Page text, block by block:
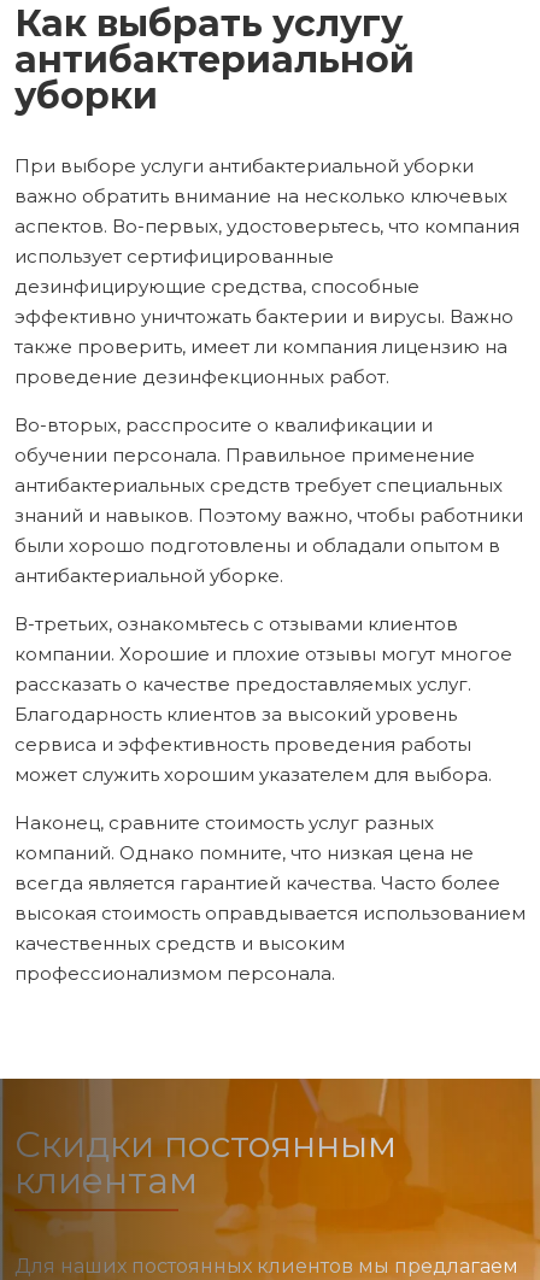
Как выбрать услугу
антибактериальной
уборки
При выборе услуги антибактериальной уборки
важно обратить внимание на несколько ключевых
аспектов. Во-первых, удостоверьтесь, что компания
использует сертифицированные
дезинфицирующие средства, способные
эффективно уничтожать бактерии и вирусы. Важно
также проверить, имеет ли компания лицензию на
проведение дезинфекционных работ.
Во-вторых, расспросите о квалификации и
обучении персонала. Правильное применение
антибактериальных средств требует специальных
знаний и навыков. Поэтому важно, чтобы работники
были хорошо подготовлены и обладали опытом в
антибактериальной уборке.
В-третьих, ознакомьтесь с отзывами клиентов
компании. Хорошие и плохие отзывы могут многое
рассказать о качестве предоставляемых услуг.
Благодарность клиентов за высокий уровень
сервиса и эффективность проведения работы
может служить хорошим указателем для выбора.
Наконец, сравните стоимость услуг разных
компаний. Однако помните, что низкая цена не
всегда является гарантией качества. Часто более
высокая стоимость оправдывается использованием
качественных средств и высоким
профессионализмом персонала.
Скидки постоянным
клиентам
Для наших постоянных клиентов мы предлагаем